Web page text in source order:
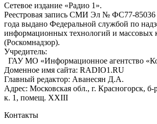
Сетевое издание «Радио 1».
Реестровая запись СМИ Эл № ФС77-85036
года выдано Федеральной службой по
информационных технологий и массовых
(Роскомнадзор).
Учредитель:
ГАУ МО «Информационное агентство
Доменное имя сайта: RADIO1.RU
Главный редактор: Аванесян Д.А.
Адрес: Московская обл., г. Красногорск, б-
к. 1, помещ. XXIII
Контакты